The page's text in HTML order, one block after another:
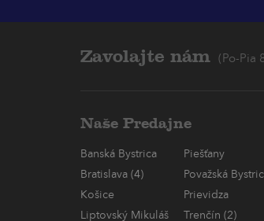
Zavolajte nám (Po-Pia
Naše Predajne
Banská Bystrica
Piešťany
Bratislava (4)
Považská
Košice
Prievidza
Liptovský Mikuláš
Trenčín (2)